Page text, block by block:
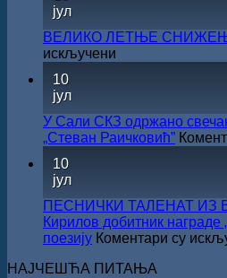
издања
на
српском
ЖИЧКЕ
ХРИСОВУЉЕ
ЗА
јул
ВЕЛИКО ЛЕТЊЕ
искључени
10
јул
У Сали СКЗ одржано
„Стеван Раичковић”
10
јул
ПЕСНИЧКИ ТАЛЕНАТ ИЗ
Кирилов добитник награде
поезију Коментари су
НАЈЧЕШЋА ПИТАЊА